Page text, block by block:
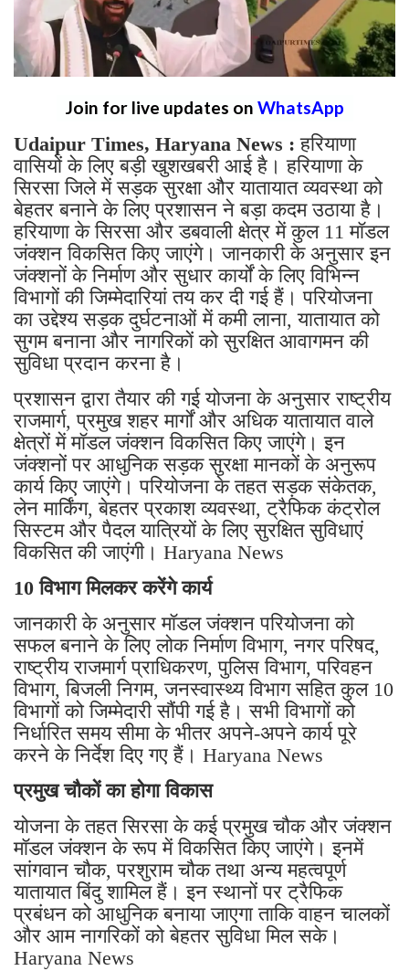
Join for live updates on WhatsApp
Udaipur Times, Haryana News :हरियाणा
वासियों के लिए बड़ी खुशखबरी आई है। हरियाणा के
सिरसा जिले में सड़क सुरक्षा और यातायात व्यवस्था को
बेहतर बनाने के लिए प्रशासन ने बड़ा कदम उठाया है।
हरियाणा के सिरसा और डबवाली क्षेत्र में कुल 11 मॉडल
जंक्शन विकसित किए जाएंगे। जानकारी के अनुसार इन
जंक्शनों के निर्माण और सुधार कार्यों के लिए विभिन्न
विभागों की जिम्मेदारियां तय कर दी गई हैं। परियोजना
का उद्देश्य सड़क दुर्घटनाओं में कमी लाना, यातायात को
सुगम बनाना और नागरिकों को सुरक्षित आवागमन की
सुविधा प्रदान करना है।
प्रशासन द्वारा तैयार की गई योजना के अनुसार राष्ट्रीय
राजमार्ग, प्रमुख शहर मार्गों और अधिक यातायात वाले
क्षेत्रों में मॉडल जंक्शन विकसित किए जाएंगे। इन
जंक्शनों पर आधुनिक सड़क सुरक्षा मानकों के अनुरूप
कार्य किए जाएंगे। परियोजना के तहत सड़क संकेतक,
लेन मार्किंग, बेहतर प्रकाश व्यवस्था, ट्रैफिक कंट्रोल
सिस्टम और पैदल यात्रियों के लिए सुरक्षित सुविधाएं
विकसित की जाएंगी। Haryana News
10 विभाग मिलकर करेंगे कार्य
जानकारी के अनुसार मॉडल जंक्शन परियोजना को
सफल बनाने के लिए लोक निर्माण विभाग, नगर परिषद,
राष्ट्रीय राजमार्ग प्राधिकरण, पुलिस विभाग, परिवहन
विभाग, बिजली निगम, जनस्वास्थ्य विभाग सहित कुल 10
विभागों को जिम्मेदारी सौंपी गई है। सभी विभागों को
निर्धारित समय सीमा के भीतर अपने-अपने कार्य पूरे
करने के निर्देश दिए गए हैं। Haryana News
प्रमुख चौकों का होगा विकास
योजना के तहत सिरसा के कई प्रमुख चौक और जंक्शन
मॉडल जंक्शन के रूप में विकसित किए जाएंगे। इनमें
सांगवान चौक, परशुराम चौक तथा अन्य महत्वपूर्ण
यातायात बिंदु शामिल हैं। इन स्थानों पर ट्रैफिक
प्रबंधन को आधुनिक बनाया जाएगा ताकि वाहन चालकों
और आम नागरिकों को बेहतर सुविधा मिल सके।
Haryana News